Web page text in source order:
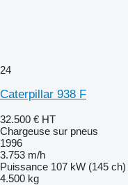
24
Caterpillar 938 F
32.500 € HT
Chargeuse sur pneus
1996
3.753 m/h
Puissance 107 kW (145 ch)
4.500 kg